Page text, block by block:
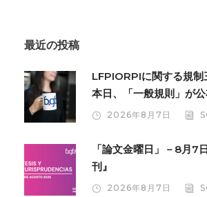
最近の投稿
LFPIORPIに関する規制
本日、「一般規則」が
2026年8月7日
「論文金曜日」－8月7
刊』
2026年8月7日